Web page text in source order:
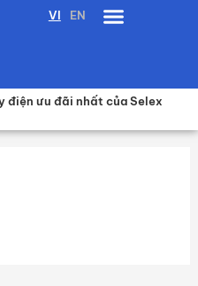
VI EN
GIẢI PHÁP LINH HOẠT
điện ưu đãi nhất của Selex
PIN VÀ DỊCH VỤ XE